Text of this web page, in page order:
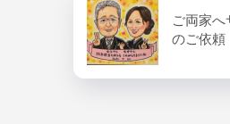
ご両家へ
のご依頼